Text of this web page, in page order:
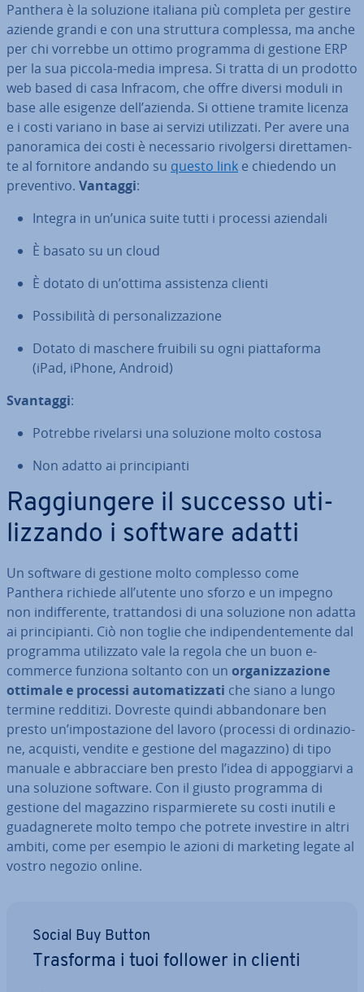
Panthera è la soluzione italiana più completa per gestire
aziende grandi e con una struttura complessa, ma anche
per chi vorrebbe un ottimo programma di gestione ERP
per la sua piccola-media impresa. Si tratta di un prodotto
web based di casa Infracom, che offre diversi moduli in
base alle esigenze dell’azienda. Si ottiene tramite licenza
e i costi variano in base ai servizi uti­liz­za­ti. Per avere una
pa­no­ra­mi­ca dei costi è ne­ces­sa­rio ri­vol­ger­si di­ret­ta­men­
te al fornitore andando su questo link e chiedendo un
pre­ven­ti­vo. Vantaggi:
Integra in un’unica suite tutti i processi aziendali
È basato su un cloud
È dotato di un’ottima as­si­sten­za clienti
Pos­si­bi­li­tà di per­so­na­liz­za­zio­ne
Dotato di maschere fruibili su ogni piat­ta­for­ma
(iPad, iPhone, Android)
Svantaggi:
Potrebbe rivelarsi una soluzione molto costosa
Non adatto ai prin­ci­pian­ti
Rag­giun­ge­re il successo uti­
liz­zan­do i software adatti
Un software di gestione molto complesso come
Panthera richiede all’utente uno sforzo e un impegno
non in­dif­fe­ren­te, trat­tan­do­si di una soluzione non adatta
ai prin­ci­pian­ti. Ciò non toglie che in­di­pen­den­te­men­te dal
programma uti­liz­za­to vale la regola che un buon e-
commerce funziona soltanto con un or­ga­niz­za­zio­ne
ottimale e processi au­to­ma­tiz­za­ti che siano a lungo
termine redditizi. Dovreste quindi ab­ban­do­na­re ben
presto un’im­po­sta­zio­ne del lavoro (processi di or­di­na­zio­
ne, acquisti, vendite e gestione del magazzino) di tipo
manuale e ab­brac­cia­re ben presto l’idea di ap­pog­giar­vi a
una soluzione software. Con il giusto programma di
gestione del magazzino ri­spar­mie­re­te su costi inutili e
gua­da­gne­re­te molto tempo che potrete investire in altri
ambiti, come per esempio le azioni di marketing legate al
vostro negozio online.
Social Buy Button
Trasforma i tuoi follower in clienti